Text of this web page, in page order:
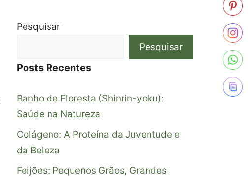
Pesquisar
Pesquisar
Posts Recentes
Banho de Floresta (Shinrin-yoku):
Saúde na Natureza
Colágeno: A Proteína da Juventude e
da Beleza
Feijões: Pequenos Grãos, Grandes